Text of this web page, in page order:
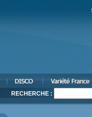
RECHERCHE :